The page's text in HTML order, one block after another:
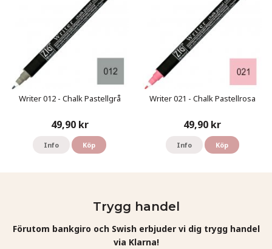
Writer 012 - Chalk Pastellgrå
49,90 kr
Info Köp
Writer 021 - Chalk Pastellrosa
49,90 kr
Info Köp
Trygg handel
Förutom bankgiro och Swish erbjuder vi dig trygg handel
via Klarna!